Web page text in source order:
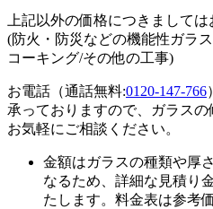
上記以外の価格につきまして
(防火・防災などの機能性ガラ
コーキング/その他の工事)
お電話（通話無料:0120-147-766
承っておりますので、ガラス
お気軽にご相談ください。
金額はガラスの種類や厚
なるため、 詳細な見積り
たします。 料金表は参考